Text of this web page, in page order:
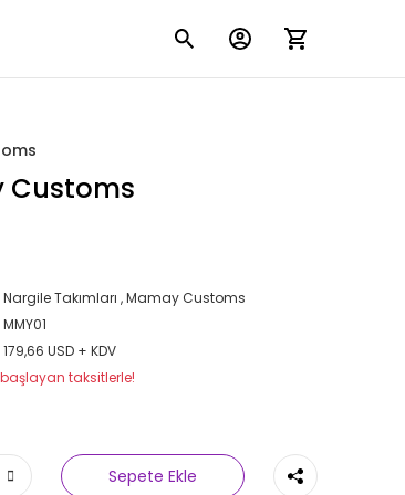
Customs
Nargile Takımları ,Mamay Customs
MMY01
179,66 USD + KDV
başlayan taksitlerle!
Sepete Ekle